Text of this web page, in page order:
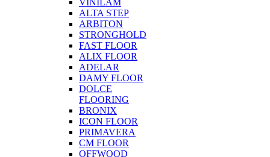
VINILAM
ALTA STEP
ARBITON
STRONGHOLD
FAST FLOOR
ALIX FLOOR
ADELAR
DAMY FLOOR
DOLCE
FLOORING
BRONIX
ICON FLOOR
PRIMAVERA
CM FLOOR
OFFWOOD